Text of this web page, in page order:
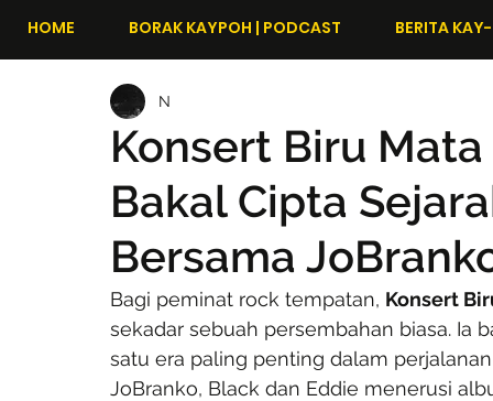
HOME BORAK KAYPOH | PODCAST BERITA
Konsert Biru
Bakal Cipta
Bersama
N
Bagi peminat rock tempatan, Konsert
sekadar sebuah persembahan biasa.
satu era paling penting dalam
JoBranko, Black dan Eddie menerusi